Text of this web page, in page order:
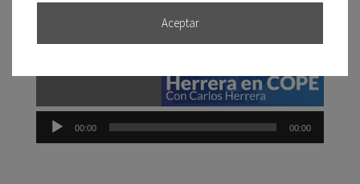
00:00 00:00
Aceptar